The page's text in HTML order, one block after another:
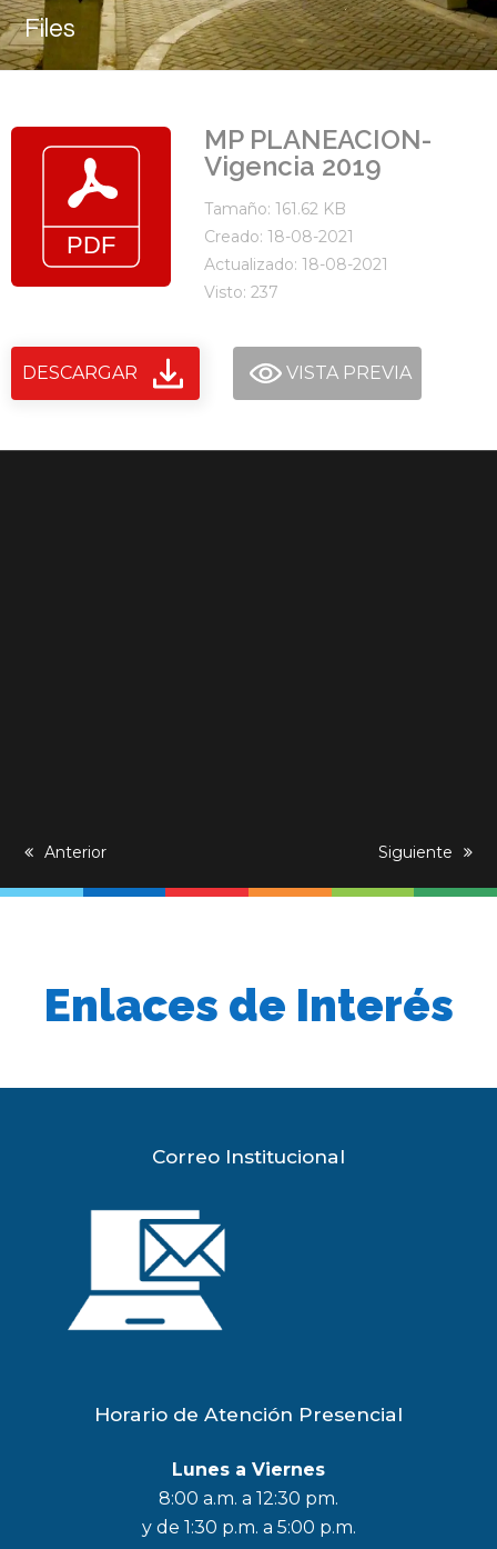
Files
MP PLANEACION-
Vigencia 2019
Tamaño: 161.62 KB
Creado: 18-08-2021
Actualizado: 18-08-2021
Visto: 237
DESCARGAR VISTA PREVIA
previous
Anterior
next
Siguiente
Enlaces de Interés
Correo Institucional
Horario de Atención Presencial
Lunes a Viernes
8:00 a.m. a 12:30 pm.
y de 1:30 p.m. a 5:00 p.m.